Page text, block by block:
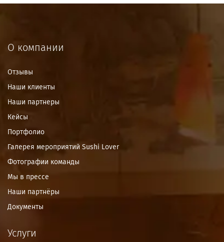
О компании
Отзывы
Наши клиенты
Наши партнеры
Кейсы
Портфолио
Галерея мероприятий Sushi Lover
Фотографии команды
Мы в прессе
Наши партнёры
Документы
Услуги